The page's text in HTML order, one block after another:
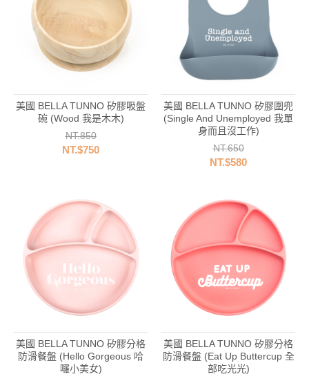
美國 BELLA TUNNO 矽膠吸盤
碗 (Wood 我是木木)
NT.850
NT.$750
美國 BELLA TUNNO 矽膠圍兜
(Single And Unemployed 我單
身而且沒工作)
NT.650
NT.$580
美國 BELLA TUNNO 矽膠分格
防滑餐盤 (Hello Gorgeous 哈
囉小美女)
美國 BELLA TUNNO 矽膠分格
防滑餐盤 (Eat Up Buttercup 全
部吃光光)